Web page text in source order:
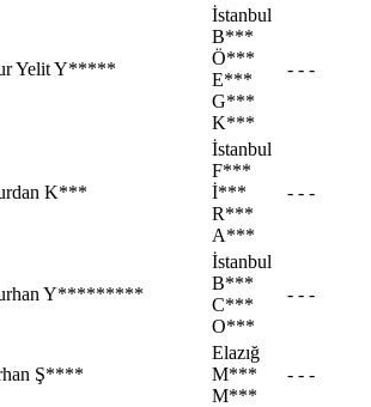
Yelit Y*****
İstanbul
B***
Ö***
E***
G***
K***
- - -
K***
İstanbul
F***
İ***
R***
A***
- - -
Y*********
İstanbul
B***
C***
O***
- - -
Ş****
Elazığ
M***
M***
- - -